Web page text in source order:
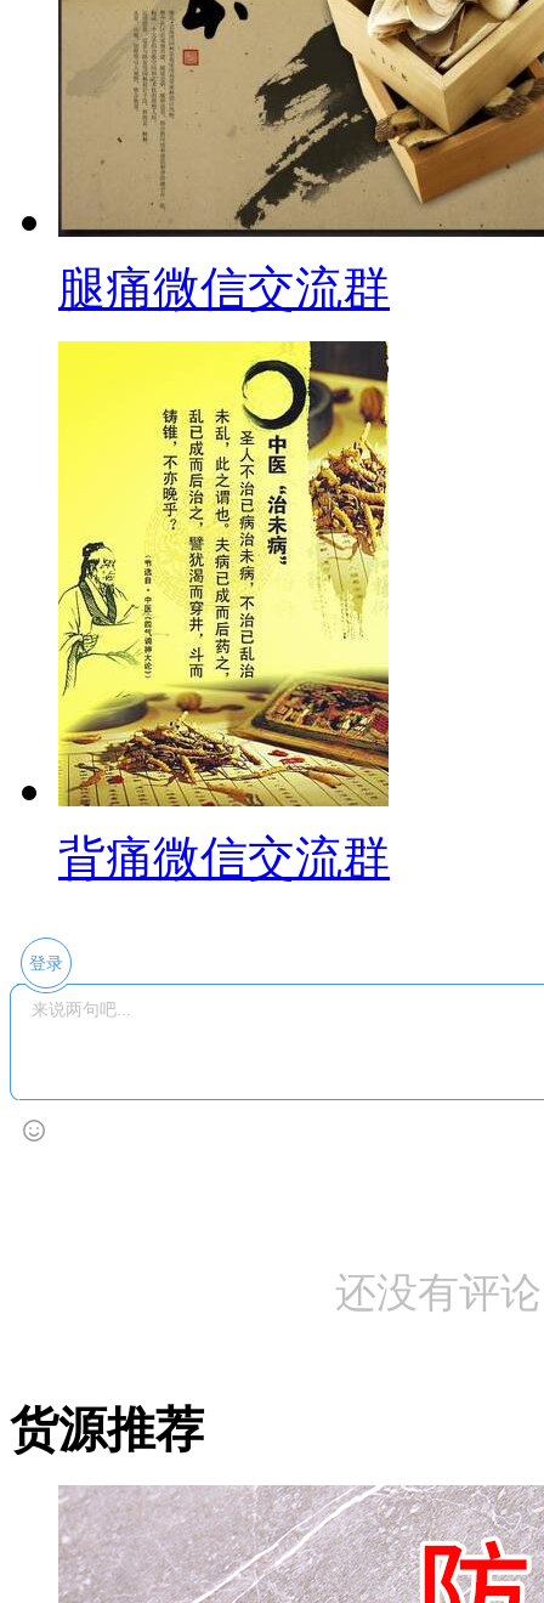
腿痛微信交流群
背痛微信交流群
登录
还没有评
货源推荐